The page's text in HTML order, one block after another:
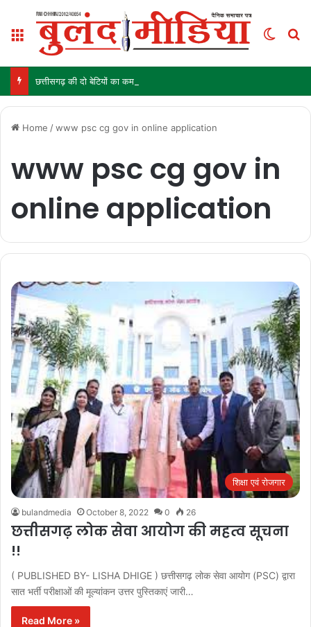
Menu
Home /www psc cg gov in online application
www psc cg gov in
online application
शिक्षा एवं रोजगार
bulandmedia October 8, 2022 0 26
छत्तीसगढ़ लोक सेवा आयोग की महत्व सूचना
!!
( PUBLISHED BY- LISHA DHIGE ) छत्तीसगढ़ लोक सेवा आयोग (PSC) द्वारा
सात भर्ती परीक्षाओं की मूल्यांकन उत्तर पुस्तिकाएं जारी…
Read More »